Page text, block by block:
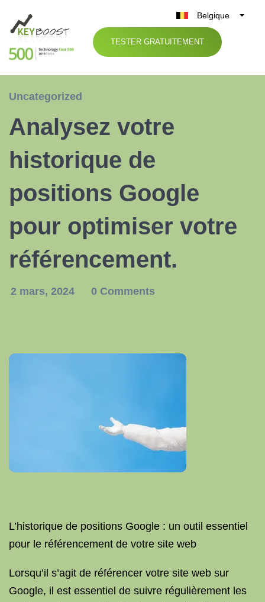
Belgique
België
Nederland
TESTER GRATUITEMENT
Uncategorized
Analysez votre
historique de
positions Google
pour optimiser votre
référencement.
2 mars, 2024 0 Comments
L’historique de positions Google : un outil essentiel
pour le référencement de votre site web
Lorsqu’il s’agit de référencer votre site web sur
Google, il est essentiel de suivre régulièrement les